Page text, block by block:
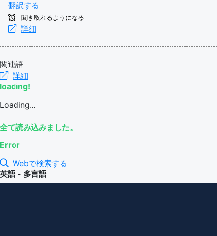
翻訳する
聞き取れるようになる
詳細
関連語
詳細
loading!
Loading...
全て読み込みました。
Error
Webで検索する
英語 - 多言語